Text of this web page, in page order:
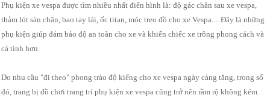
Phụ kiện xe vespa được tìm nhiều nhất điển hình là: độ gác chân sau xe vespa,
thảm lót sàn chân, bao tay lái, ốc titan, móc treo đồ cho xe Vespa.....Đây là những
phụ kiện giúp đảm bảo độ an toàn cho xe và khiến chiếc xe trông phong cách và
cá tính hơn.
Do nhu cầu "đi theo" phong trào độ kiểng cho xe vespa ngày càng tăng, trong số
đó, trang bị đồ chơi trang trí phụ kiện xe vespa cũng trở nên rầm rộ không kém.